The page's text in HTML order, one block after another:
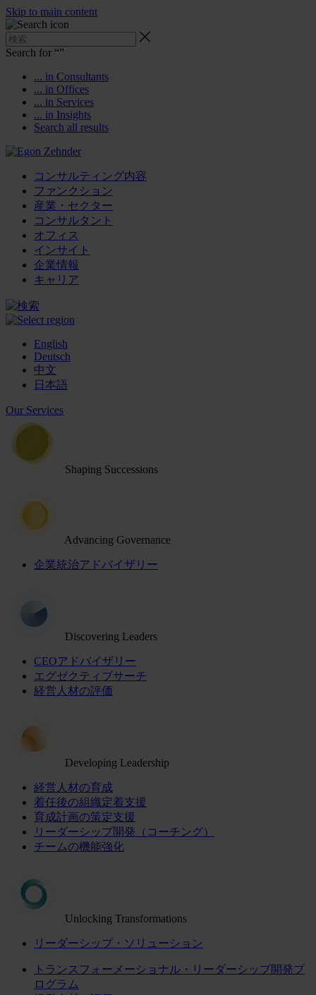
Skip to main content
Search for “”
... in Consultants
... in Offices
... in Services
... in Insights
Search all results
コンサルティング内容
ファンクション
産業・セクター
コンサルタント
オフィス
インサイト
企業情報
キャリア
English
Deutsch
中文
日本語
Our Services
Shaping Successions
Advancing Governance
企業統治アドバイザリー
Discovering Leaders
CEOアドバイザリー
エグゼクティブサーチ
経営人材の評価
Developing Leadership
経営人材の育成
着任後の組織定着支援
育成計画の策定支援
リーダーシップ開発（コーチング）
チームの機能強化
Unlocking Transformations
リーダーシップ・ソリューション
トランスフォーメーショナル・リーダーシップ開発プ
ログラム